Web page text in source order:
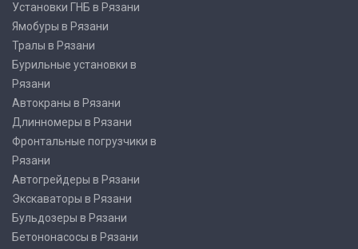
Установки ГНБ в Рязани
Ямобуры в Рязани
Тралы в Рязани
Бурильные установки в
Рязани
Автокраны в Рязани
Длинномеры в Рязани
Фронтальные погрузчики в
Рязани
Автогрейдеры в Рязани
Экскаваторы в Рязани
Бульдозеры в Рязани
Бетононасосы в Рязани